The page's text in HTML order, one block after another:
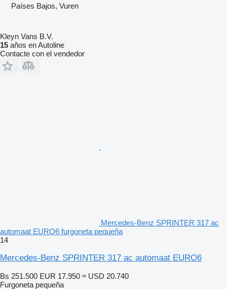
Países Bajos, Vuren
Kleyn Vans B.V.
15 años en Autoline
Contacte con el vendedor
Mercedes-Benz SPRINTER 317 ac
automaat EURO6 furgoneta pequeña
14
Mercedes-Benz SPRINTER 317 ac automaat EURO6
Bs 251.500 EUR 17.950 ≈ USD 20.740
Furgoneta pequeña